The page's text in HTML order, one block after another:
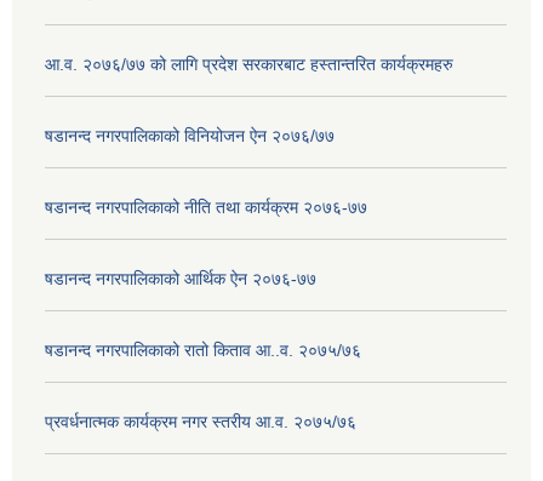
आ.व. २०७६/७७ को लागि प्रदेश सरकारबाट हस्तान्तरित कार्यक्रमहरु
षडानन्द नगरपालिकाको विनियोजन ऐन २०७६/७७
षडानन्द नगरपालिकाको नीति तथा कार्यक्रम २०७६-७७
षडानन्द नगरपालिकाको आर्थिक ऐन २०७६-७७
षडानन्द नगरपालिकाको रातो किताव आ..व. २०७५/७६
प्रवर्धनात्मक कार्यक्रम नगर स्तरीय आ.व. २०७५/७६